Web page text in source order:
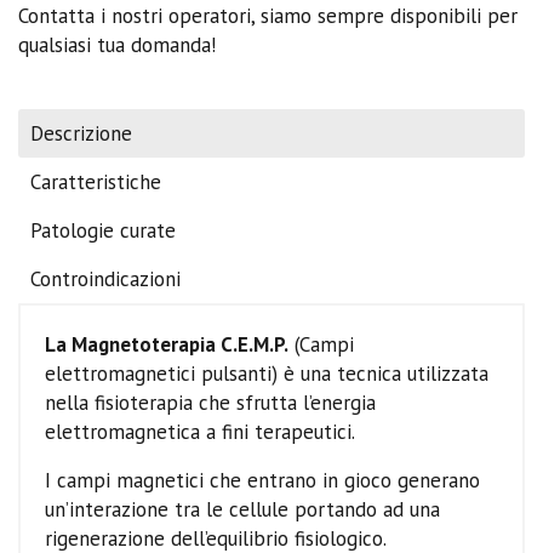
Contatta i nostri operatori, siamo sempre disponibili per
qualsiasi tua domanda!
Descrizione
Caratteristiche
Patologie curate
Controindicazioni
La Magnetoterapia C.E.M.P. (Campi
elettromagnetici pulsanti) è una tecnica utilizzata
nella fisioterapia che sfrutta l’energia
elettromagnetica a fini terapeutici.
I campi magnetici che entrano in gioco generano
un’interazione tra le cellule portando ad una
rigenerazione dell’equilibrio fisiologico.